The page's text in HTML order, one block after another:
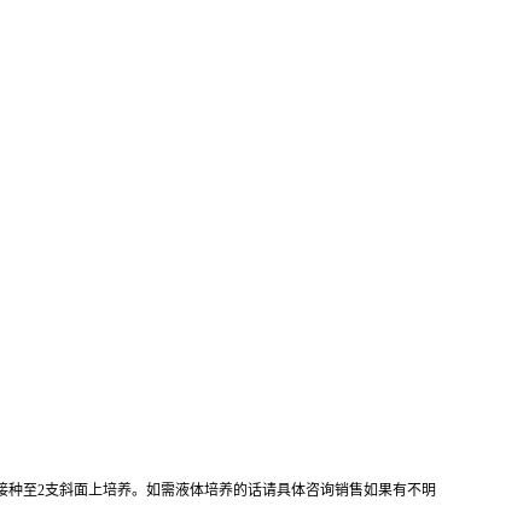
至2支斜面上培养。如需液体培养的话请具体咨询销售如果有不明